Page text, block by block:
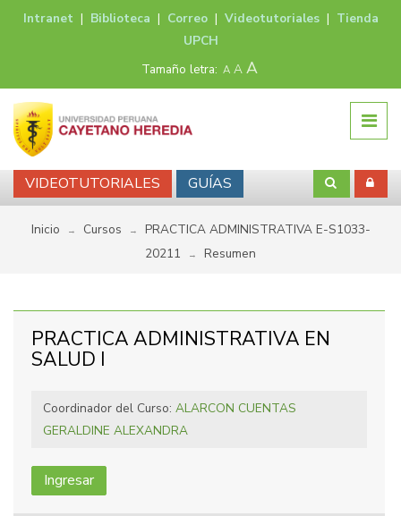
Intranet | Biblioteca | Correo| Videotutoriales| Tienda
UPCH
Tamaño letra: A A A
VIDEOTUTORIALES GUÍAS
Inicio → Cursos →
PRACTICA ADMINISTRATIVA E-S1033-
20211
→ Resumen
PRACTICA ADMINISTRATIVA EN
SALUD I
Coordinador del Curso: ALARCON CUENTAS
GERALDINE ALEXANDRA
Ingresar